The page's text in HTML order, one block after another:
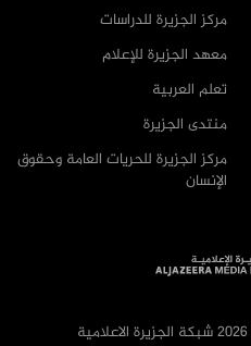
مركز الجزيرة للدراسات
معهد الجزيرة للإعلام
تعلم العربية
منتدى الجزيرة
مركز الجزيرة للحريات العامة وحقوق
الإنسان